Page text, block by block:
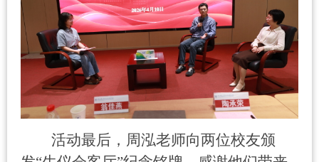
活动最后，周泓老师向两位校友颁